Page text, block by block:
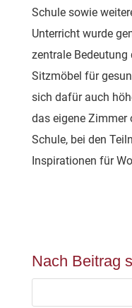
Schule sowie
Unterricht wurde
zentrale
Sitzmöbel für
sich dafür auch
das eigene Zimmer
Schule, bei den
Inspirationen für
Nach Beitrag